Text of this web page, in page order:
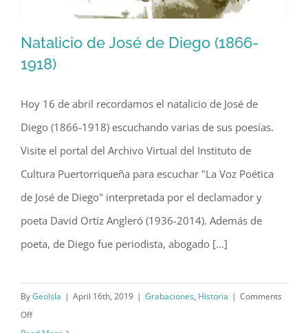
Natalicio de José de Diego (1866-
1918)
Natalicio de José de Diego (1866-
1918)
Hoy 16 de abril recordamos el natalicio de José de
Diego (1866-1918) escuchando varias de sus poesías.
Visite el portal del Archivo Virtual del Instituto de
Cultura Puertorriqueña para escuchar "La Voz Poética
de José de Diego" interpretada por el declamador y
poeta David Ortíz Angleró (1936-2014). Además de
poeta, de Diego fue periodista, abogado [...]
ByGeoIsla | April 16th, 2019 | Grabaciones, Historia | Comments
Offon